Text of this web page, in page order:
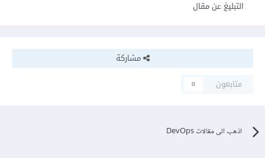
التبليغ عن مقال
مشاركة
متابعون
0
اذهب الى مقالات DevOps